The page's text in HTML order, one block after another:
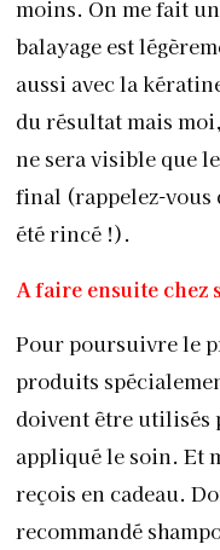
moins. On me fait
balayage est
aussi avec la
du résultat mais
ne sera visible que
final (rappelez-vous
été rincé !).
A faire ensuite chez
Pour poursuivre le
produits
doivent être utilisés
appliqué le soin. Et
reçois en cadeau.
recommandé